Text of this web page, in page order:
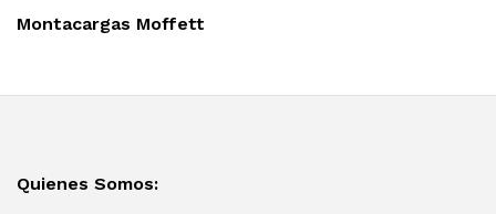
Post
Montacargas Moffett
Quienes Somos: